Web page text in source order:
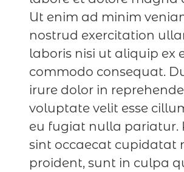
Ut enim ad minim
nostrud exercitation
laboris nisi ut aliquip ex
commodo consequat.
irure dolor in
voluptate velit esse
eu fugiat nulla pariatur.
sint occaecat cupidatat
proident, sunt in culpa